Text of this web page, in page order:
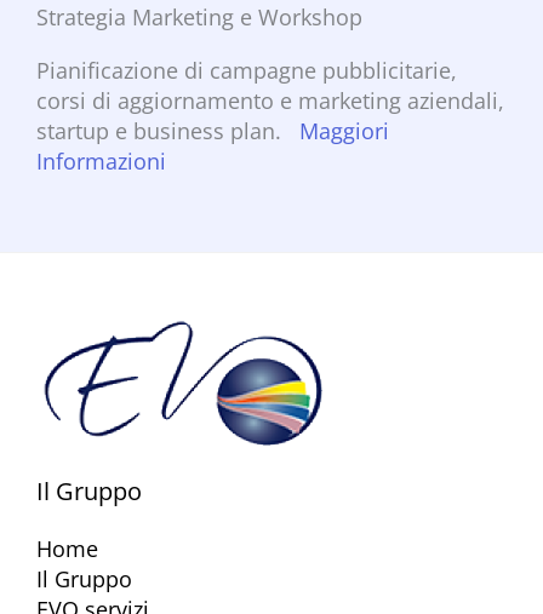
Strategia Marketing e Workshop
Pianificazione di campagne pubblicitarie,
corsi di aggiornamento e marketing aziendali,
startup e business plan. Maggiori
Informazioni
Il Gruppo
Home
Il Gruppo